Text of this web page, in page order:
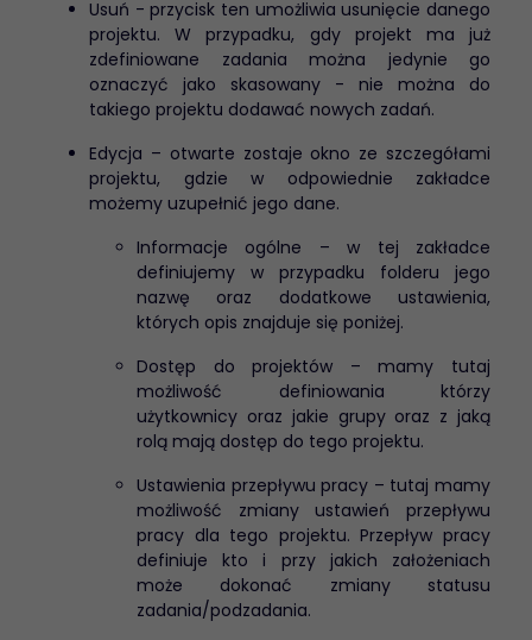
Usuń - przycisk ten umożliwia usunięcie danego
projektu. W przypadku, gdy projekt ma już
zdefiniowane zadania można jedynie go
oznaczyć jako skasowany - nie można do
takiego projektu dodawać nowych zadań.
Edycja – otwarte zostaje okno ze szczegółami
projektu, gdzie w odpowiednie zakładce
możemy uzupełnić jego dane.
Informacje ogólne – w tej zakładce
definiujemy w przypadku folderu jego
nazwę oraz dodatkowe ustawienia,
których opis znajduje się poniżej.
Dostęp do projektów – mamy tutaj
możliwość definiowania którzy
użytkownicy oraz jakie grupy oraz z jaką
rolą mają dostęp do tego projektu.
Ustawienia przepływu pracy – tutaj mamy
możliwość zmiany ustawień przepływu
pracy dla tego projektu. Przepływ pracy
definiuje kto i przy jakich założeniach
może dokonać zmiany statusu
zadania/podzadania.